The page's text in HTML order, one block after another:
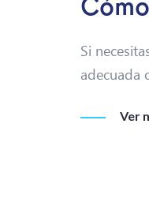
Si
adecuada
Ver